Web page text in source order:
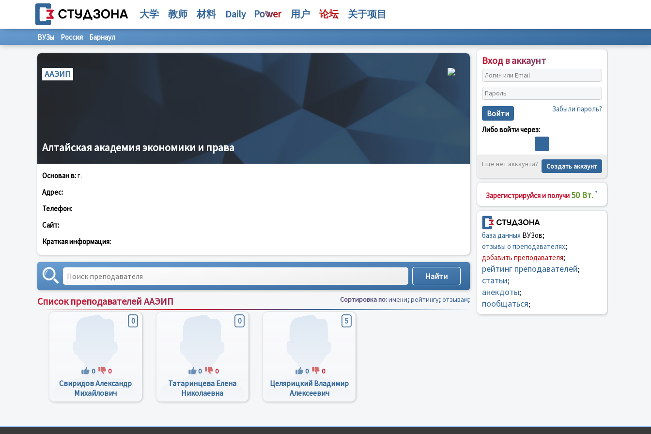
大学 教师 材料 Daily 用户 论坛 关于项目
ВУЗы Россия Барнаул
ААЭИП
Алтайская академия экономики и права
Основан в:г.
Адрес:
Телефон:
Сайт:
Краткая информация:
Список преподавателей ААЭИП Сортировка по:имени;рейтингу;отзывам;
0
0 0
Свиридов Александр
Михайлович
0
0 0
Татаринцева Елена
Николаевна
5
0 0
Целярицкий Владимир
Алексеевич
Вход в аккаунт
Войти Забыли пароль?
Либо войти через:
Ещё нет аккаунта? Создать аккаунт
Зарегистрируйся и получи 50 Вт. ?
база данныхВУЗов;
отзывы о преподавателях;
добавить преподавателя;
рейтинг преподавателей;
статьи;
анекдоты;
пообщаться;